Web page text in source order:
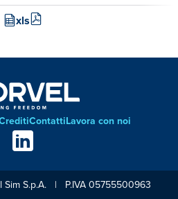
xls
Footer
ContattiLavora con noi
Social
links
Sim S.p.A. | P.IVA 05755500963